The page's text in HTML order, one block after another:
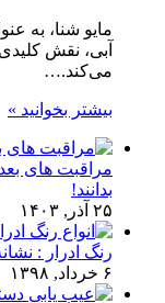
مایو شنا، به‌
آبی، نقش
می‌کند.…
بیشتر بخوانید »
بدانند!
۲۵ آذر, ۱۴۰۳
رنگ ادرار :
۶ خرداد, ۱۳۹۸